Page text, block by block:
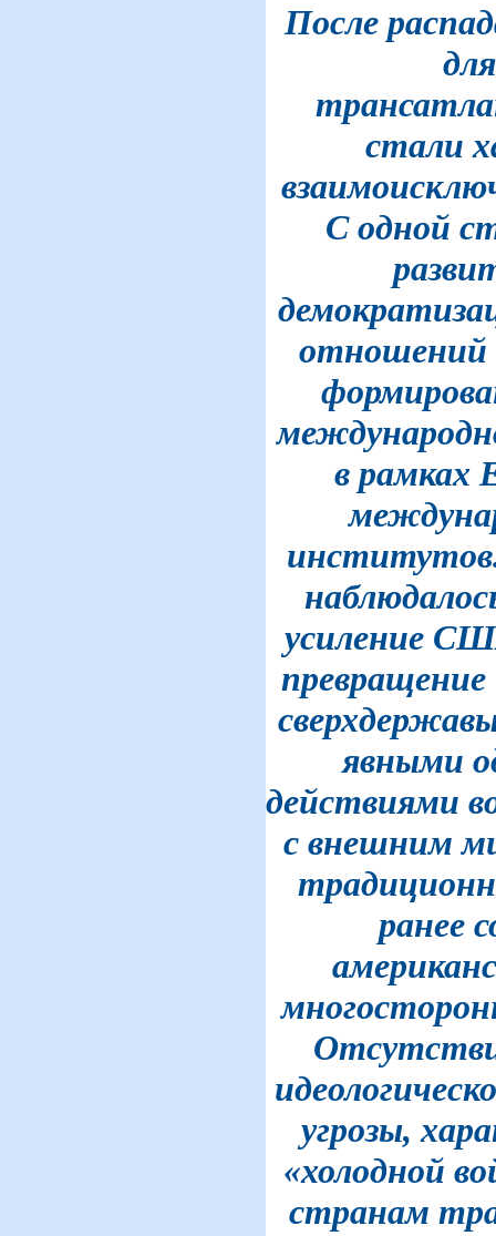
После
стали
С одной
отношений
в рамках
усиление
явными
действиями
с внешним
ранее
угрозы,
«холодной
странам